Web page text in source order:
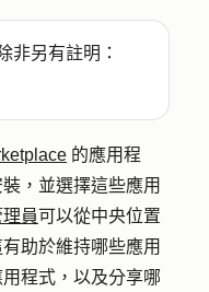
非另有註明：
的應用程
，並選擇這些應用
員可以從中央位置
助於維持哪些應用
程式，以及分享哪